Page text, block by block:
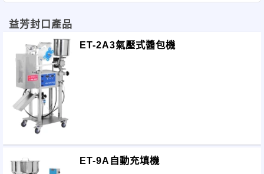
益芳封口產品
ET-2A3氣壓式醬包機
ET-9A自動充填機